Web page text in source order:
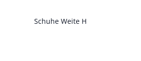
Schuhe Weite H